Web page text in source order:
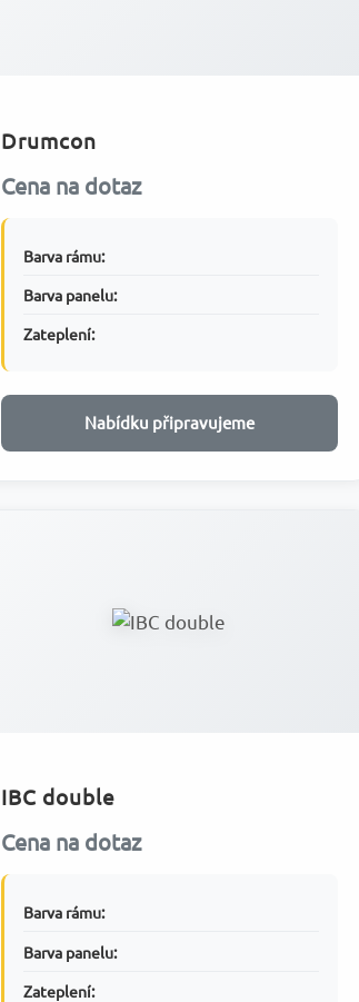
Drumcon
Cena na dotaz
Barva rámu:
Barva panelu:
Zateplení:
Nabídku připravujeme
IBC double
Cena na dotaz
Barva rámu:
Barva panelu:
Zateplení: